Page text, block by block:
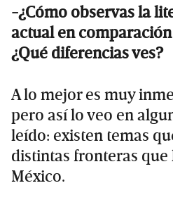
-¿Cómo observas la
actual en
¿Qué diferencias ves?
A lo mejor es muy
pero así lo veo en
leído: existen temas
distintas fronteras que
México.